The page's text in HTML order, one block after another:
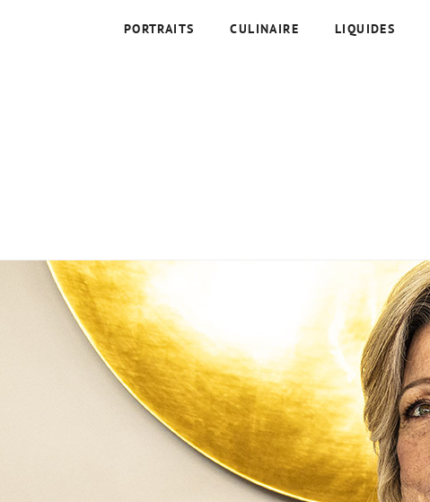
PORTRAITS CULINAIRE LIQUIDES